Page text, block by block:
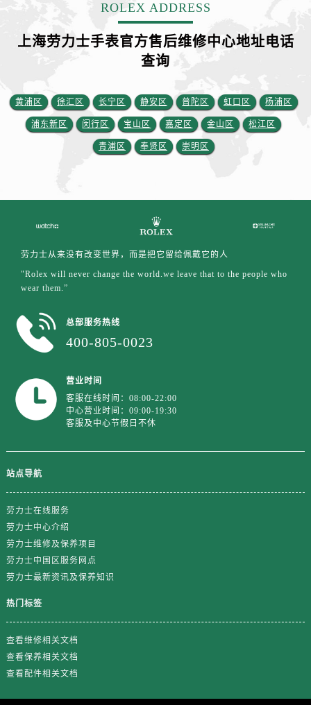
ROLEX ADDRESS
上海劳力士手表官方售后维修中心地址电话
查询
黄浦区 徐汇区 长宁区 静安区 普陀区 虹口区 杨浦区
浦东新区 闵行区 宝山区 嘉定区 金山区 松江区
青浦区 奉贤区 崇明区
劳力士从来没有改变世界，而是把它留给佩戴它的人
"Rolex will never change the world.we leave that to the people who
wear them.”
总部服务热线
400-805-0023
营业时间
客服在线时间：08:00-22:00
中心营业时间：09:00-19:30
客服及中心节假日不休
站点导航
劳力士在线服务
劳力士中心介绍
劳力士维修及保养项目
劳力士中国区服务网点
劳力士最新资讯及保养知识
热门标签
查看维修相关文档
查看保养相关文档
查看配件相关文档